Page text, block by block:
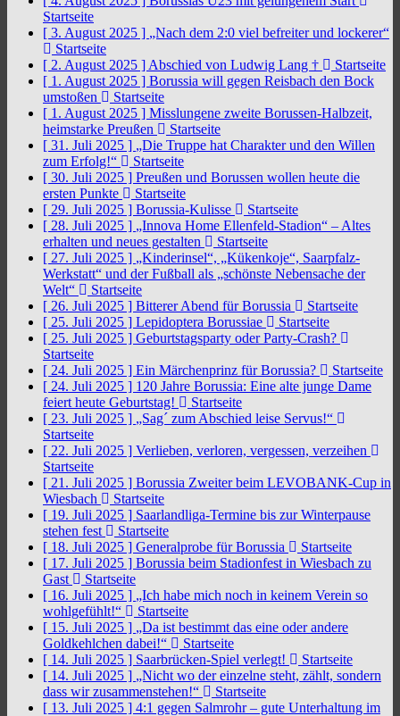
Startseite
[ 3. August 2025 ] „Nach dem 2:0 viel befreiter und lockerer“
Startseite
[ 2. August 2025 ] Abschied von Ludwig Lang †
Startseite
[ 1. August 2025 ] Borussia will gegen Reisbach den Bock
umstoßen
Startseite
[ 1. August 2025 ] Misslungene zweite Borussen-Halbzeit,
heimstarke Preußen
Startseite
[ 31. Juli 2025 ] „Die Truppe hat Charakter und den Willen
zum Erfolg!“
Startseite
[ 30. Juli 2025 ] Preußen und Borussen wollen heute die
ersten Punkte
Startseite
[ 29. Juli 2025 ] Borussia-Kulisse
Startseite
[ 28. Juli 2025 ] „Innova Home Ellenfeld-Stadion“ – Altes
erhalten und neues gestalten
Startseite
[ 27. Juli 2025 ] „Kinderinsel“, „Kükenkoje“, Saarpfalz-
Werkstatt“ und der Fußball als „schönste Nebensache der
Welt“
Startseite
[ 26. Juli 2025 ] Bitterer Abend für Borussia
Startseite
[ 25. Juli 2025 ] Lepidoptera Borussiae
Startseite
[ 25. Juli 2025 ] Geburtstagsparty oder Party-Crash?
Startseite
[ 24. Juli 2025 ] Ein Märchenprinz für Borussia?
Startseite
[ 24. Juli 2025 ] 120 Jahre Borussia: Eine alte junge Dame
feiert heute Geburtstag!
Startseite
[ 23. Juli 2025 ] „Sag´ zum Abschied leise Servus!“
Startseite
[ 22. Juli 2025 ] Verlieben, verloren, vergessen, verzeihen
Startseite
[ 21. Juli 2025 ] Borussia Zweiter beim LEVOBANK-Cup in
Wiesbach
Startseite
[ 19. Juli 2025 ] Saarlandliga-Termine bis zur Winterpause
stehen fest
Startseite
[ 18. Juli 2025 ] Generalprobe für Borussia
Startseite
[ 17. Juli 2025 ] Borussia beim Stadionfest in Wiesbach zu
Gast
Startseite
[ 16. Juli 2025 ] „Ich habe mich noch in keinem Verein so
wohlgefühlt!“
Startseite
[ 15. Juli 2025 ] „Da ist bestimmt das eine oder andere
Goldkehlchen dabei!“
Startseite
[ 14. Juli 2025 ] Saarbrücken-Spiel verlegt!
Startseite
[ 14. Juli 2025 ] „Nicht wo der einzelne steht, zählt, sondern
dass wir zusammenstehen!“
Startseite
[ 13. Juli 2025 ] 4:1 gegen Salmrohr – gute Unterhaltung im